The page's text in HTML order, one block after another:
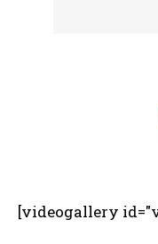
[videogallery